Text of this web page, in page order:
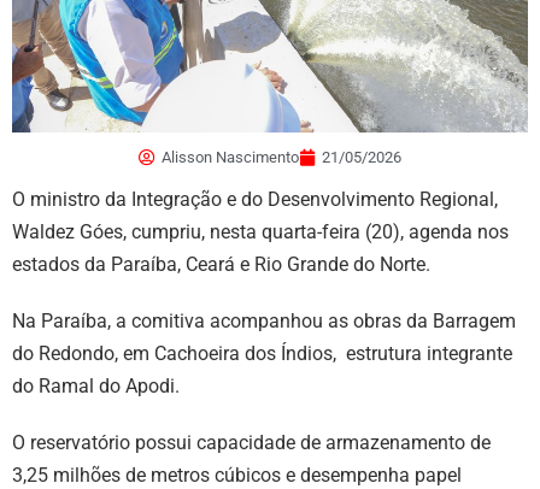
Alisson Nascimento 21/05/2026
O ministro da Integração e do Desenvolvimento Regional,
Waldez Góes, cumpriu, nesta quarta-feira (20), agenda nos
estados da Paraíba, Ceará e Rio Grande do Norte.
Na Paraíba, a comitiva acompanhou as obras da Barragem
do Redondo, em Cachoeira dos Índios, estrutura integrante
do Ramal do Apodi.
O reservatório possui capacidade de armazenamento de
3,25 milhões de metros cúbicos e desempenha papel